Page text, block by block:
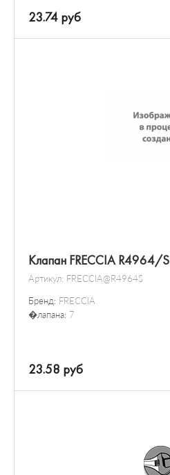
23.74 руб
Клапан FRECCIA R4964/S
Артикул: FRECCIA@R4964S
Бренд: FRECCIA
�лапана: 7
23.58 руб